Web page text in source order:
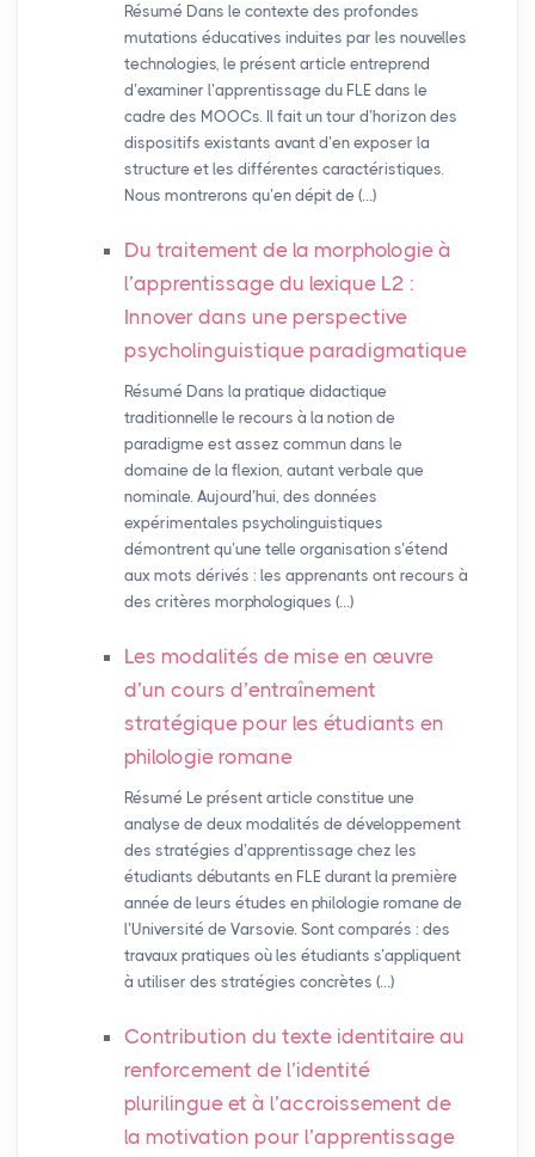
Résumé Dans le contexte des profondes
mutations éducatives induites par les nouvelles
technologies, le présent article entreprend
d’examiner l’apprentissage du FLE dans le
cadre des MOOCs. Il fait un tour d’horizon des
dispositifs existants avant d’en exposer la
structure et les différentes caractéristiques.
Nous montrerons qu’en dépit de (…)
Du traitement de la morphologie à
l’apprentissage du lexique L2 :
Innover dans une perspective
psycholinguistique paradigmatique
Résumé Dans la pratique didactique
traditionnelle le recours à la notion de
paradigme est assez commun dans le
domaine de la flexion, autant verbale que
nominale. Aujourd’hui, des données
expérimentales psycholinguistiques
démontrent qu’une telle organisation s’étend
aux mots dérivés : les apprenants ont recours à
des critères morphologiques (…)
Les modalités de mise en œuvre
d’un cours d’entraînement
stratégique pour les étudiants en
philologie romane
Résumé Le présent article constitue une
analyse de deux modalités de développement
des stratégies d’apprentissage chez les
étudiants débutants en FLE durant la première
année de leurs études en philologie romane de
l’Université de Varsovie. Sont comparés : des
travaux pratiques où les étudiants s’appliquent
à utiliser des stratégies concrètes (…)
Contribution du texte identitaire au
renforcement de l’identité
plurilingue et à l’accroissement de
la motivation pour l’apprentissage